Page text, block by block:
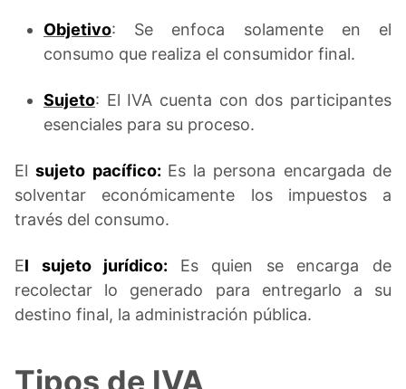
Objetivo: Se enfoca solamente en el
consumo que realiza el consumidor final.
Sujeto: El IVA cuenta con dos participantes
esenciales para su proceso.
Elsujeto pacífico: Es la persona encargada de
solventar económicamente los impuestos a
través del consumo.
El sujeto jurídico: Es quien se encarga de
recolectar lo generado para entregarlo a su
destino final, la administración pública.
Tipos de IVA